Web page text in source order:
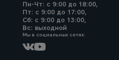
Пн-Чт: с 9:00 до 18:00,
Пт: с 9:00 до 17:00,
Сб: с 9:00 до 13:00,
Вс: выходной
Мы в социальных сетях: